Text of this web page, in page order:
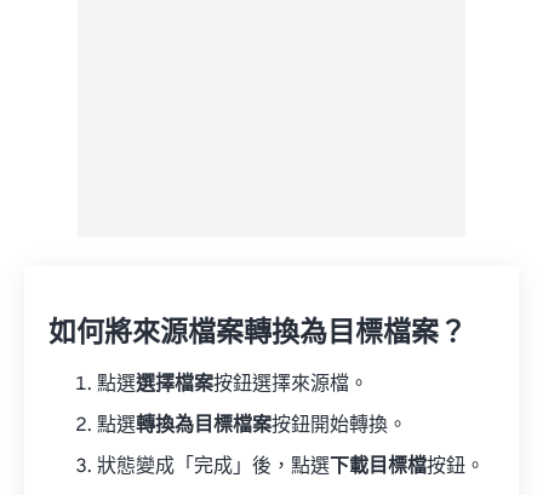
如何將來源檔案轉換為目標檔案？
點選選擇檔案按鈕選擇來源檔。
點選轉換為目標檔案按鈕開始轉換。
狀態變成「完成」後，點選 下載目標檔按鈕。